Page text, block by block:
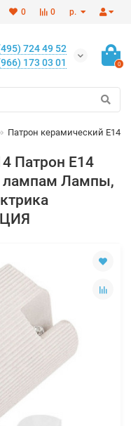
р.
0
0
724 49 52
173 03 01
0
Патрон керамический E14
Патрон Е14
лампам Лампы,